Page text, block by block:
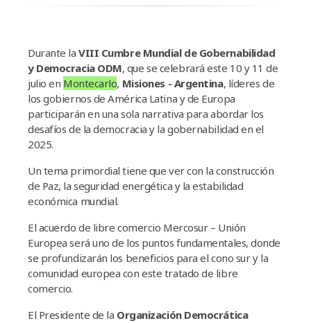
Durante laVIII Cumbre Mundial de Gobernabilidad
y Democracia ODM, que se celebrará este 10 y 11 de
julio en Montecarlo, Misiones - Argentina, líderes de
los gobiernos de América Latina y de Europa
participarán en una sola narrativa para abordar los
desafíos de la democracia y la gobernabilidad en el
2025.
Un tema primordial tiene que ver con la construcción
de Paz, la seguridad energética y la estabilidad
económica mundial.
El acuerdo de libre comercio Mercosur – Unión
Europea será uno de los puntos fundamentales, donde
se profundizarán los beneficios para el cono sur y la
comunidad europea con este tratado de libre
comercio.
El Presidente de la Organización Democrática